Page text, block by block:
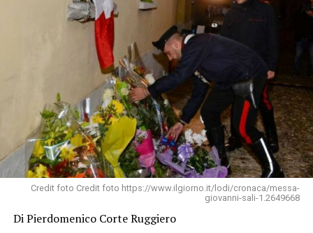
Credit foto Credit foto https://www.ilgiorno.it/lodi/cronaca/messa-
giovanni-sali-1.2649668
Di Pierdomenico Corte Ruggiero